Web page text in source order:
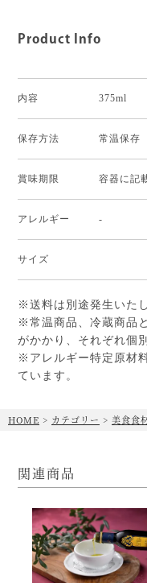
Product Info
内容 375ml
保存方法 常温保存
賞味期限 容器に記
アレルギー -
サイズ
※送料は別途発生いた
※常温商品、冷蔵商品
がかかり、それぞれ個
※アレルギー特定原材
ています。
HOME カテゴリー 美食食
関連商品